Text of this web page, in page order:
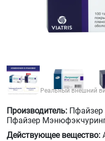
Реальный внешний
Производитель:
Пфайзер
Действующее вещество: